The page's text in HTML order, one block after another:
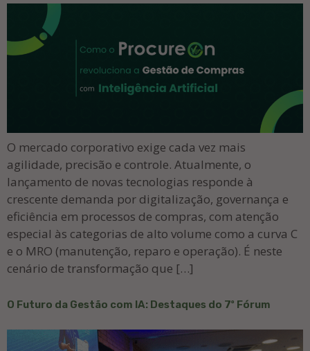
O mercado corporativo exige cada vez mais
agilidade, precisão e controle. Atualmente, o
lançamento de novas tecnologias responde à
crescente demanda por digitalização, governança e
eficiência em processos de compras, com atenção
especial às categorias de alto volume como a curva C
e o MRO (manutenção, reparo e operação). É neste
cenário de transformação que […]
O Futuro da Gestão com IA: Destaques do 7º Fórum